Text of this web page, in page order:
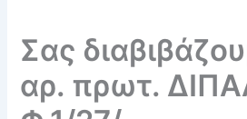
Σας
αρ. πρωτ.